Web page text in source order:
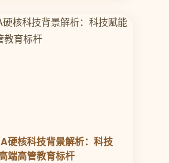
硬核科技背景解析：科技
端高管教育标杆